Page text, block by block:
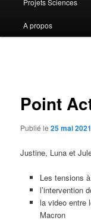
A propos
Point
Publié le25 mai 2021
Justine, Luna et
Les tensions
l’intervention
la video entre
Macron